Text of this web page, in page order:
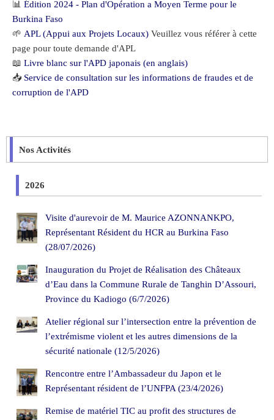
📊 Édition 2024 - Plan d'Opération a Moyen Terme pour le
Burkina Faso
🌱 APL (Appui aux Projets Locaux) Veuillez vous référer à cette
page pour toute demande d'APL
📖 Livre blanc sur l'APD japonais (en anglais)
📥 Service de consultation sur les informations de fraudes et de
corruption de l'APD
Nos Activités
2026
Visite d'aurevoir de M. Maurice AZONNANKPO,
Représentant Résident du HCR au Burkina Faso
(28/07/2026)
Inauguration du Projet de Réalisation des Châteaux
d’Eau dans la Commune Rurale de Tanghin D’Assouri,
Province du Kadiogo (6/7/2026)
Atelier régional sur l’intersection entre la prévention de
l’extrémisme violent et les autres dimensions de la
sécurité nationale (12/5/2026)
Rencontre entre l’Ambassadeur du Japon et le
Représentant résident de l’UNFPA (23/4/2026)
Remise de matériel TIC au profit des structures de